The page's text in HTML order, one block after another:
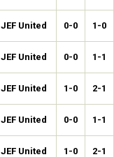
JEF United 0-0 1-0
JEF United 0-0 1-1
JEF United 1-0 2-1
JEF United 0-0 1-1
JEF United 1-0 2-1